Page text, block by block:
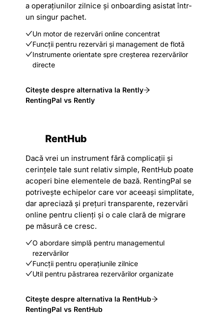
a operațiunilor zilnice și onboarding asistat într-
un singur pachet.
Un motor de rezervări online concentrat
Funcții pentru rezervări și management de flotă
Instrumente orientate spre creșterea rezervărilor
directe
Citește despre alternativa la Rently
RentingPal vs Rently
RentHub
Dacă vrei un instrument fără complicații și
cerințele tale sunt relativ simple, RentHub poate
acoperi bine elementele de bază. RentingPal se
potrivește echipelor care vor aceeași simplitate,
dar apreciază și prețuri transparente, rezervări
online pentru clienți și o cale clară de migrare
pe măsură ce cresc.
O abordare simplă pentru managementul
rezervărilor
Funcții pentru operațiunile zilnice
Util pentru păstrarea rezervărilor organizate
Citește despre alternativa la RentHub
RentingPal vs RentHub